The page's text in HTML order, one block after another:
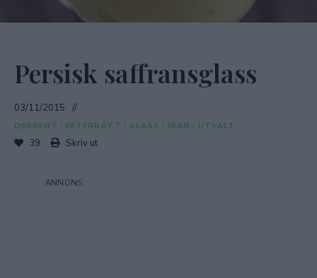
Persisk saffransglass
03/11/2015
DESSERT / EFTERRÄTT / GLASS / IRAN / UTVALT
39 Skriv ut